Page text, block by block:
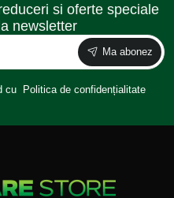
si oferte speciale
newsletter
Ma abonez
cu Politica de confidențialitate